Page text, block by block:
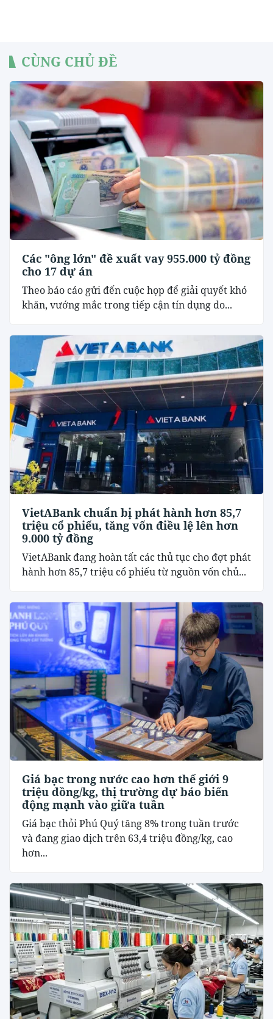
CÙNG CHỦ ĐỀ
Các "ông lớn" đề xuất vay 955.000 tỷ đồng
cho 17 dự án
Theo báo cáo gửi đến cuộc họp để giải quyết khó
khăn, vướng mắc trong tiếp cận tín dụng do...
VietABank chuẩn bị phát hành hơn 85,7
triệu cổ phiếu, tăng vốn điều lệ lên hơn
9.000 tỷ đồng
VietABank đang hoàn tất các thủ tục cho đợt phát
hành hơn 85,7 triệu cổ phiếu từ nguồn vốn chủ...
Giá bạc trong nước cao hơn thế giới 9
triệu đồng/kg, thị trường dự báo biến
động mạnh vào giữa tuần
Giá bạc thỏi Phú Quý tăng 8% trong tuần trước
và đang giao dịch trên 63,4 triệu đồng/kg, cao
hơn...